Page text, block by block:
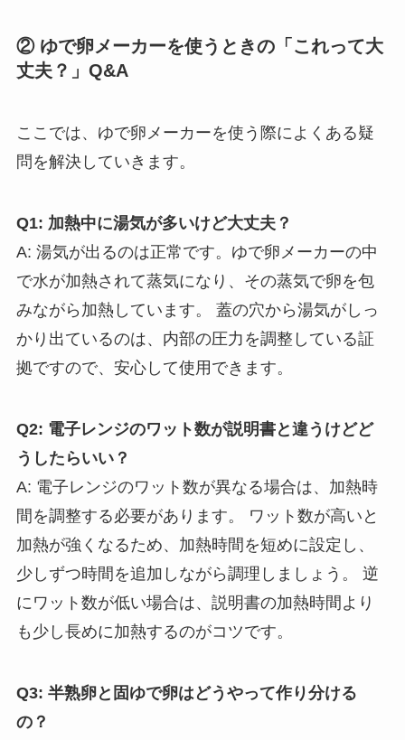
② ゆで卵メーカーを使うときの「これって大
丈夫？」Q&A
ここでは、ゆで卵メーカーを使う際によくある疑
問を解決していきます。
Q1: 加熱中に湯気が多いけど大丈夫？
A: 湯気が出るのは正常です。ゆで卵メーカーの中
で水が加熱されて蒸気になり、その蒸気で卵を包
みながら加熱しています。 蓋の穴から湯気がしっ
かり出ているのは、内部の圧力を調整している証
拠ですので、安心して使用できます。
Q2: 電子レンジのワット数が説明書と違うけどど
うしたらいい？
A: 電子レンジのワット数が異なる場合は、加熱時
間を調整する必要があります。 ワット数が高いと
加熱が強くなるため、加熱時間を短めに設定し、
少しずつ時間を追加しながら調理しましょう。 逆
にワット数が低い場合は、説明書の加熱時間より
も少し長めに加熱するのがコツです。
Q3: 半熟卵と固ゆで卵はどうやって作り分ける
の？